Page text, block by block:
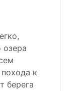
озера
к
берега